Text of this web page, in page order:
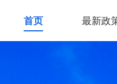
首页 最新政